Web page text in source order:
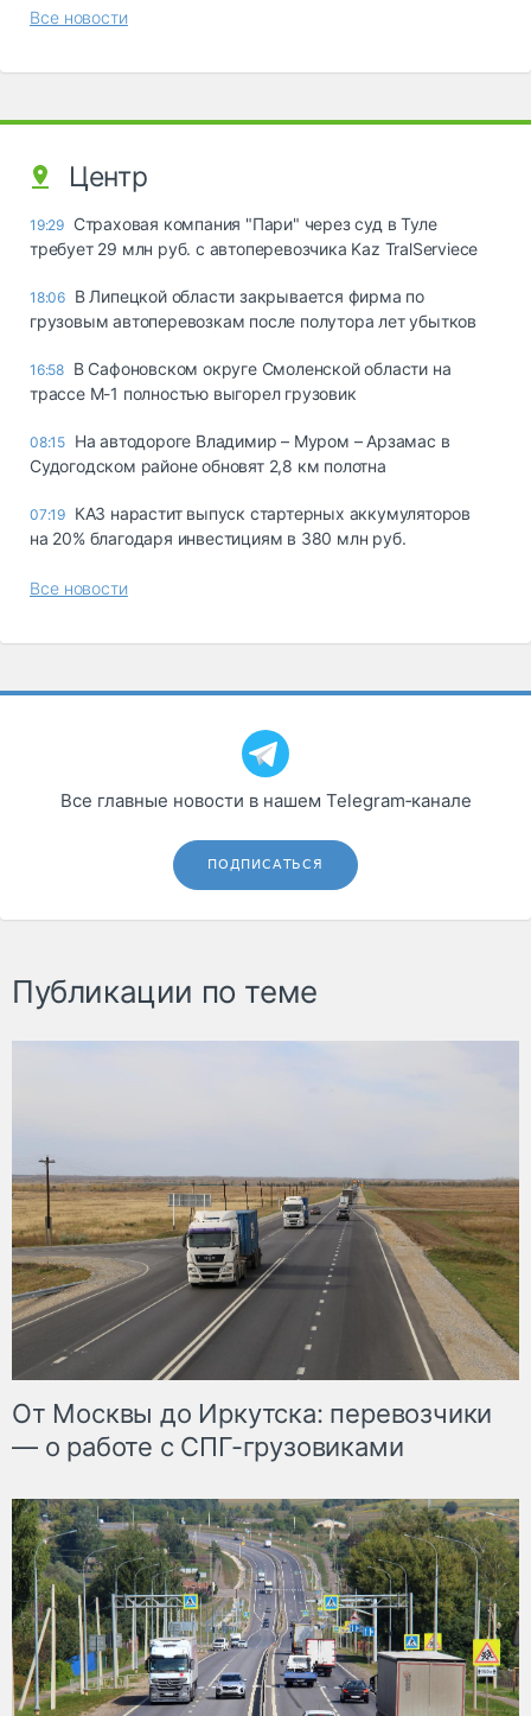
Все новости
Центр
19:29 Страховая компания "Пари" через суд в Туле
требует 29 млн руб. с автоперевозчика Kaz TralServiece
18:06 В Липецкой области закрывается фирма по
грузовым автоперевозкам после полутора лет убытков
16:58 В Сафоновском округе Смоленской области на
трассе М-1 полностью выгорел грузовик
08:15 На автодороге Владимир – Муром – Арзамас в
Судогодском районе обновят 2,8 км полотна
07:19 КАЗ нарастит выпуск стартерных аккумуляторов
на 20% благодаря инвестициям в 380 млн руб.
Все новости
Все главные новости в нашем Telegram‑канале
ПОДПИСАТЬСЯ
Публикации по теме
От Москвы до Иркутска: перевозчики
— о работе с СПГ-грузовиками